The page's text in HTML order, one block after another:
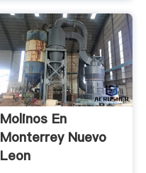
Molinos En
Monterrey Nuevo
Leon